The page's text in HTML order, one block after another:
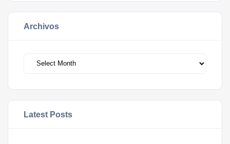
Archivos
Latest Posts